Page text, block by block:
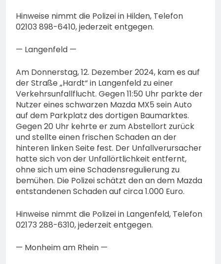
Hinweise nimmt die Polizei in Hilden, Telefon
02103 898-6410, jederzeit entgegen.
— Langenfeld —
Am Donnerstag, 12. Dezember 2024, kam es auf
der Straße „Hardt“ in Langenfeld zu einer
Verkehrsunfallflucht. Gegen 11:50 Uhr parkte der
Nutzer eines schwarzen Mazda MX5 sein Auto
auf dem Parkplatz des dortigen Baumarktes.
Gegen 20 Uhr kehrte er zum Abstellort zurück
und stellte einen frischen Schaden an der
hinteren linken Seite fest. Der Unfallverursacher
hatte sich von der Unfallörtlichkeit entfernt,
ohne sich um eine Schadensregulierung zu
bemühen. Die Polizei schätzt den an dem Mazda
entstandenen Schaden auf circa 1.000 Euro.
Hinweise nimmt die Polizei in Langenfeld, Telefon
02173 288-6310, jederzeit entgegen.
— Monheim am Rhein —